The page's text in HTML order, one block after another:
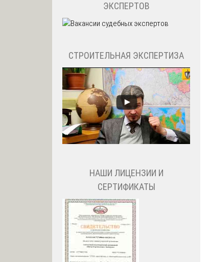
ЭКСПЕРТОВ
СТРОИТЕЛЬНАЯ ЭКСПЕРТИЗА
НАШИ ЛИЦЕНЗИИ И
СЕРТИФИКАТЫ